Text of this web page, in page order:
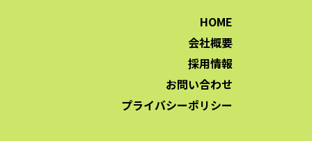
HOME
会社概要
採用情報
お問い合わせ
プライバシーポリシー